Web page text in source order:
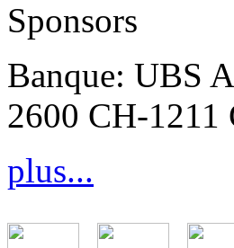
Sponsors
Banque: UBS
2600 CH-1211
plus...